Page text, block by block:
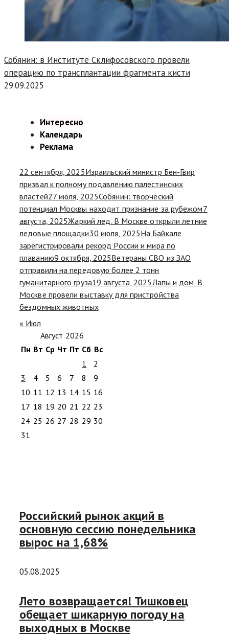
Собянин: в Институте Склифосовского провели
операцию по трансплантации фрагмента кисти
29.09.2025
Интересно
Календарь
Реклама
22 сентября, 2025Израильский министр Бен-Гвир
призвал к полному подавлению палестинских
властей27 июля, 2025Собянин: творческий
потенциал Москвы находит признание за рубежом7
августа, 2025Жаркий лед. В Москве открыли летние
ледовые площадки30 июля, 2025На Байкале
зарегистрировали рекорд России и мира по
плаванию9 октября, 2025Ветераны СВО из ЗАО
отправили на передовую более 2 тонн
гуманитарного груза19 августа, 2025 Лапы и дом. В
Москве провели выставку для пристройства
бездомных животных
« Июл
Август 2026
Пн Вт Ср Чт Пт Сб Вс
1
2
3
4 5 6 7 8
9
10 11 12 13 14 15 16
17 18 19 20 21 22 23
24 25 26 27 28 29 30
31
Российский рынок акций в
основную сессию понедельника
вырос на 1,68%
05.08.2025
Лето возвращается! Тишковец
обещает шикарную погоду на
выходных в Москве